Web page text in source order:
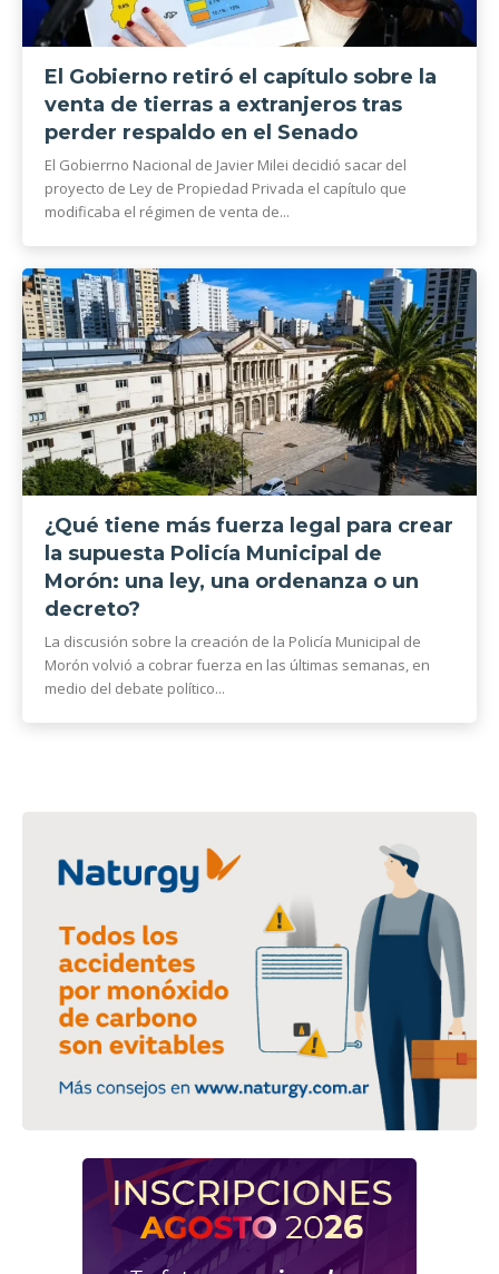
El Gobierno retiró el capítulo sobre la
venta de tierras a extranjeros tras
perder respaldo en el Senado
El Gobierrno Nacional de Javier Milei decidió sacar del
proyecto de Ley de Propiedad Privada el capítulo que
modificaba el régimen de venta de...
¿Qué tiene más fuerza legal para crear
la supuesta Policía Municipal de
Morón: una ley, una ordenanza o un
decreto?
La discusión sobre la creación de la Policía Municipal de
Morón volvió a cobrar fuerza en las últimas semanas, en
medio del debate político...